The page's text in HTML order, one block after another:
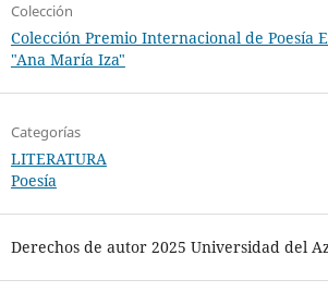
Colección
Colección Premio Internacional de Poesía
"Ana María Iza"
Categorías
LITERATURA
Poesía
Derechos de autor 2025 Universidad del